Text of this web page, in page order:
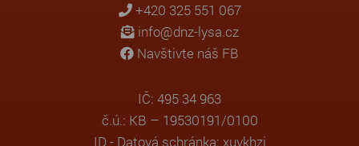
+420 325 551 067
info@dnz-lysa.cz
Navštivte náš FB
IČ: 495 34 963
č.ú.: KB – 19530191/0100
ID - Datová schránka: xuvkhzj